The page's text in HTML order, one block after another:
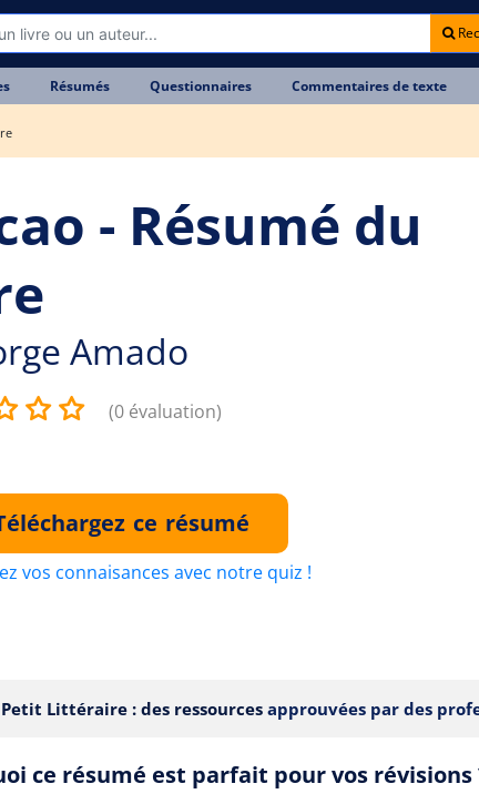
Résumés Questionnaires Commentaires de texte
- Résumé du
Amado
(0 évaluation)
ce résumé
vos connaisances avec notre quiz !
Petit Littéraire : des ressources approuvées par des
ce résumé est parfait pour vos révisions